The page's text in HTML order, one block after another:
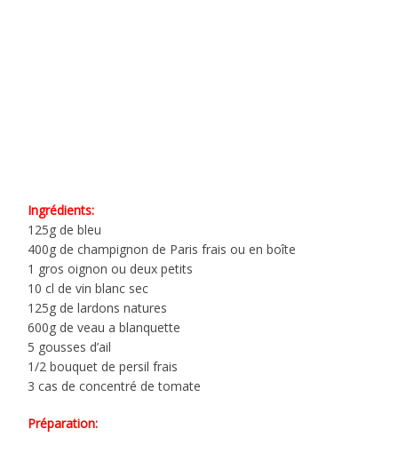
Ingrédients:
125g de bleu
400g de champignon de Paris frais ou en boîte
1 gros oignon ou deux petits
10 cl de vin blanc sec
125g de lardons natures
600g de veau a blanquette
5 gousses d’ail
1/2 bouquet de persil frais
3 cas de concentré de tomate
Préparation: